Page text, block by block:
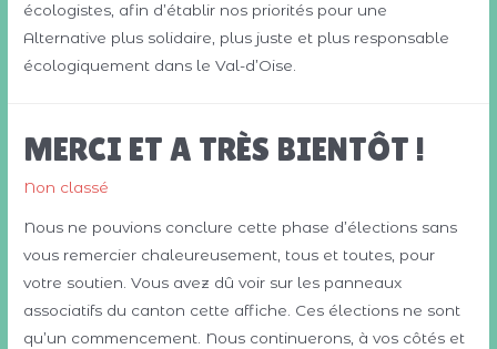
écologistes, afin d’établir nos priorités pour une
Alternative plus solidaire, plus juste et plus responsable
écologiquement dans le Val-d’Oise.
MERCI ET A TRÈS BIENTÔT !
Non classé
Nous ne pouvions conclure cette phase d’élections sans
vous remercier chaleureusement, tous et toutes, pour
votre soutien. Vous avez dû voir sur les panneaux
associatifs du canton cette affiche. Ces élections ne sont
qu’un commencement. Nous continuerons, à vos côtés et